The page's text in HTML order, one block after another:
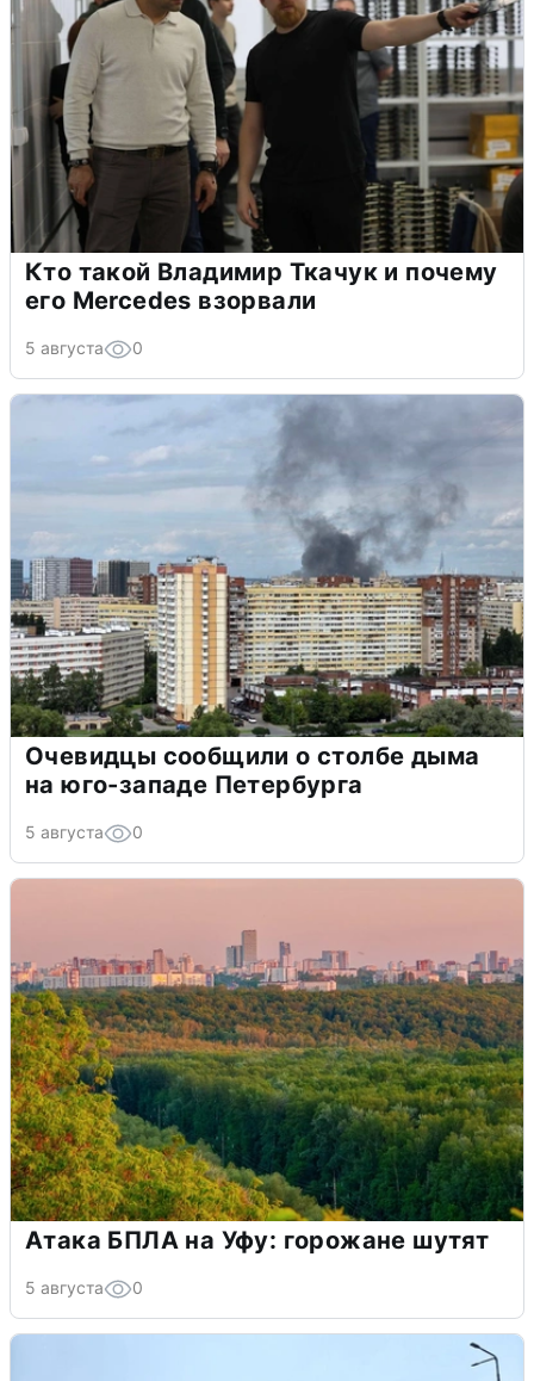
Кто такой Владимир Ткачук и почему
его Mercedes взорвали
5 августа 0
Очевидцы сообщили о столбе дыма
на юго-западе Петербурга
5 августа 0
Атака БПЛА на Уфу: горожане шутят
5 августа 0